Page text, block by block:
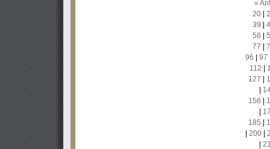
«
20|
39
58
77
96
97
112
127
156
185
200|